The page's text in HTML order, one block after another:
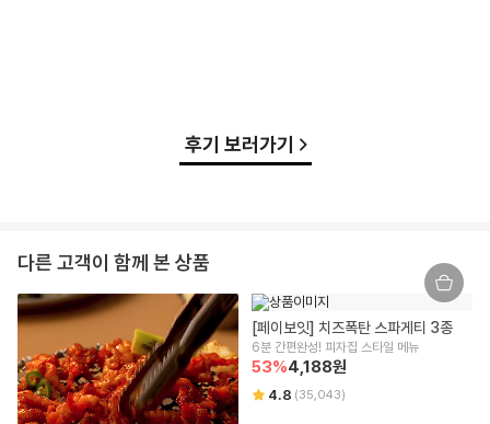
후기 보러가기
다른 고객이 함께 본 상품
[페이보잇] 치즈폭탄 스파게티 3종
6분 간편완성! 피자집 스타일 메뉴
53%4,188원
4.8 (35,043)